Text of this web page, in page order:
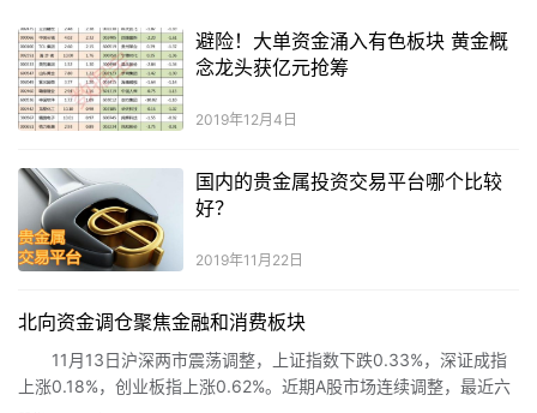
避险！大单资金涌入有色板块 黄金概
念龙头获亿元抢筹
2019年12月4日
国内的贵金属投资交易平台哪个比较
好？
2019年11月22日
北向资金调仓聚焦金融和消费板块
11月13日沪深两市震荡调整，上证指数下跌0.33%，深证成指
上涨0.18%，创业板指上涨0.62%。近期A股市场连续调整，最近六